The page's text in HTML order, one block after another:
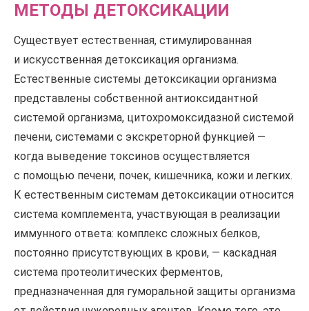
МЕТОДЫ ДЕТОКСИКАЦИИ
Существует естественная, стимулированная
и искусственная детоксикация организма.
Естественные системы детоксикации организма
представлены собственной антиоксидантной
системой организма, цитохромоксидазной системой
печени, системами с экскреторной функцией —
когда выведение токсинов осуществляется
с помощью печени, почек, кишечника, кожи и легких.
К естественным системам детоксикации относится
система комплемента, участвующая в реализации
иммунного ответа: комплекс сложных белков,
постоянно присутствующих в крови, — каскадная
система протеолитических ферментов,
предназначенная для гуморальной защиты организма